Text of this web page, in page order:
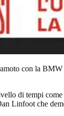
con la
di tempi
Linfoot che